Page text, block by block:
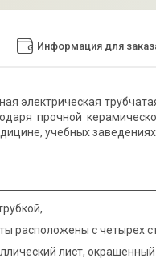
Информация для
электрическая
прочной
учебных
расположены с четырех
лист,